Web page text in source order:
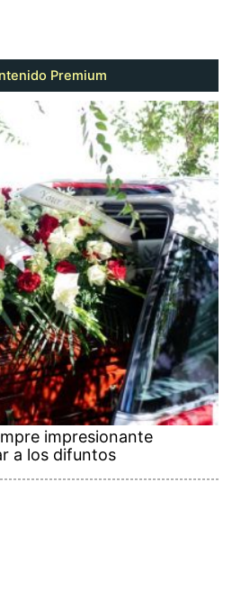
Premium
impresionante
a los difuntos